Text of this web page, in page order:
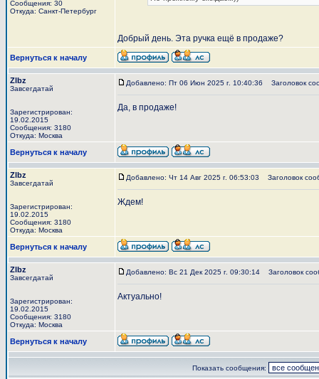
Сообщения: 30
Откуда: Санкт-Петербург
Добрый день. Эта ручка ещё в продаже?
Вернуться к началу
Zlbz
Завсегдатай
Зарегистрирован:
19.02.2015
Сообщения: 3180
Откуда: Москва
Добавлено: Пт 06 Июн 2025 г. 10:40:36 Заголовок
Да, в продаже!
Вернуться к началу
Zlbz
Завсегдатай
Зарегистрирован:
19.02.2015
Сообщения: 3180
Откуда: Москва
Добавлено: Чт 14 Авг 2025 г. 06:53:03 Заголовок
Ждем!
Вернуться к началу
Zlbz
Завсегдатай
Зарегистрирован:
19.02.2015
Сообщения: 3180
Откуда: Москва
Добавлено: Вс 21 Дек 2025 г. 09:30:14 Заголовок
Актуально!
Вернуться к началу
Показать сообщения: